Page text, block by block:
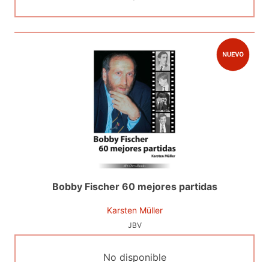
Bobby Fischer 60 mejores partidas
Karsten Müller
JBV
No disponible